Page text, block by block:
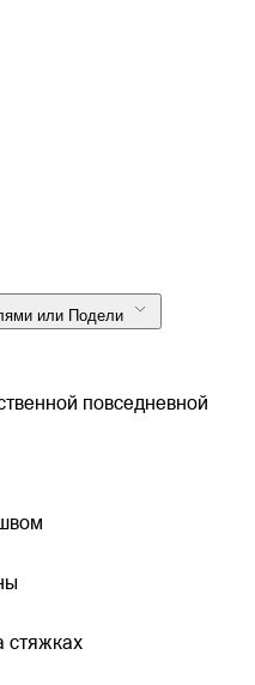
₽ в Сплит, Долями или Подели
повседневной
стяжках